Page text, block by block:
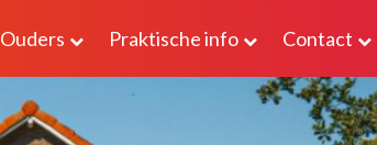
Ouders Praktische info Contact